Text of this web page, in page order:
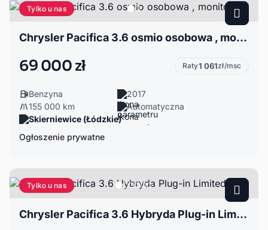
Tylko u nas
Chrysler Pacifica 3.6 osmio osobowa , monitory
69 000 zł Raty1 061zł/msc
Benzyna
2017
155 000 km
Automatyczna
Skierniewice (Łódzkie)
Ogłoszenie prywatne
Tylko u nas
Chrysler Pacifica 3.6 Hybryda Plug-in Limited